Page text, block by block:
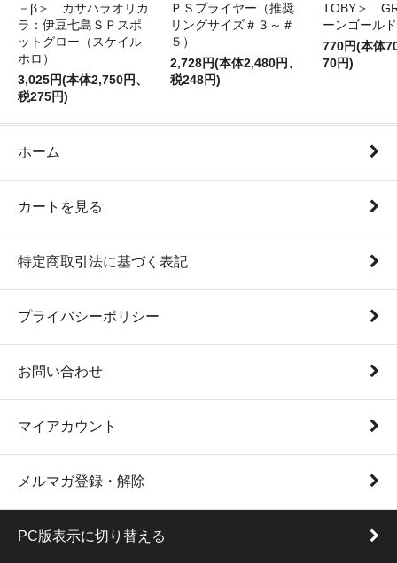
－β＞ カサハラオリカ
ラ：伊豆七島ＳＰスポ
ットグロー（スケイル
ホロ）
3,025円(本体2,750円、
税275円)
ＰＳプライヤー（推奨
リングサイズ＃３～＃
５）
2,728円(本体2,480円、
税248円)
TOBY＞
ーンゴールド
770円(本体
70円)
ホーム
カートを見る
特定商取引法に基づく表記
プライバシーポリシー
お問い合わせ
マイアカウント
メルマガ登録・解除
PC版表示に切り替える